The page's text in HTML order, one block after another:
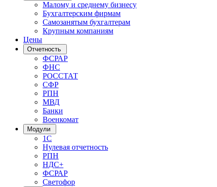
Малому и среднему бизнесу
Бухгалтерским фирмам
Самозанятым бухгалтерам
Крупным компаниям
Цены
Отчетность
ФСРАР
ФНС
РОССТАТ
СФР
РПН
МВД
Банки
Военкомат
Модули
1С
Нулевая отчетность
РПН
НДС+
ФСРАР
Светофор